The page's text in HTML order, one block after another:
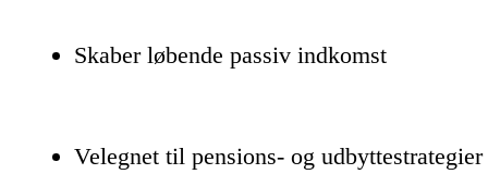
Skaber løbende passiv indkomst
Velegnet til pensions- og udbyttestrategier